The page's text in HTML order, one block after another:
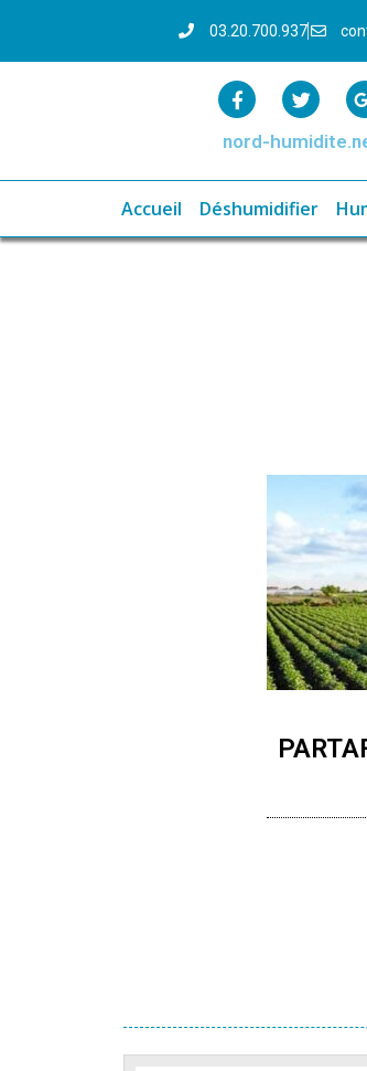
03.20.700.937
nord-
Accueil Déshumidifier